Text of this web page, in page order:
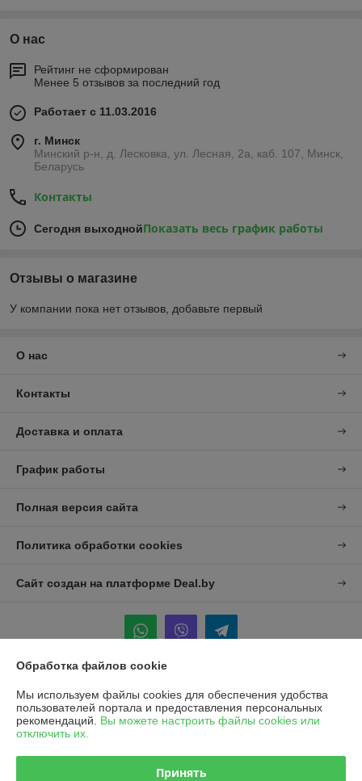
О нас
Рейтинг не сформирован
Менее 5 отзывов за последний год
Работает с 11.03.2016
г. Минск
Минский р-н, д. Лесковка, ул. Лесная, 2а, каб. 107, Минск,
Беларусь
Контакты
Сегодня выходнойПоказать весь график работы
Отзывы о магазине
У компании пока нет отзывов, добавьте первый
О нас
Контакты
Доставка и оплата
График работы
Полная версия сайта
Политика обработки cookies
Сайт создан на платформе Deal.by
Информация для покупателя
Юридическое лицо: УП "Агро-Дон-Снаб"
220086 г. Минск, ул. Славинского 8А, к.5
Обработка файлов cookie
Мы используем файлы cookies для обеспечения удобства
пользователей портала и предоставления персональных
рекомендаций. Вы можете настроить файлы cookies или
отключить их.
Принять